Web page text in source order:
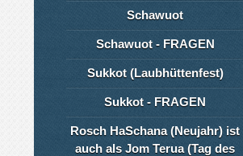
Schawuot
Schawuot - FRAGEN
Sukkot (Laubhüttenfest)
Sukkot - FRAGEN
Rosch HaSchana (Neujahr) ist
auch als Jom Terua (Tag des